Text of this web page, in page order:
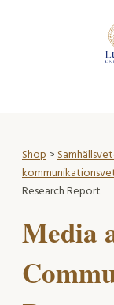
Shop>
Research Report
Media